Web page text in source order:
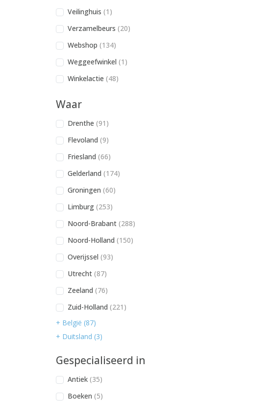
Veilinghuis (1)
Verzamelbeurs (20)
Webshop (134)
Weggeefwinkel (1)
Winkelactie (48)
Waar
Drenthe (91)
Flevoland (9)
Friesland (66)
Gelderland (174)
Groningen (60)
Limburg (253)
Noord-Brabant (288)
Noord-Holland (150)
Overijssel (93)
Utrecht (87)
Zeeland (76)
Zuid-Holland (221)
+ België (87)
+ Duitsland (3)
Gespecialiseerd in
Antiek (35)
Boeken (5)